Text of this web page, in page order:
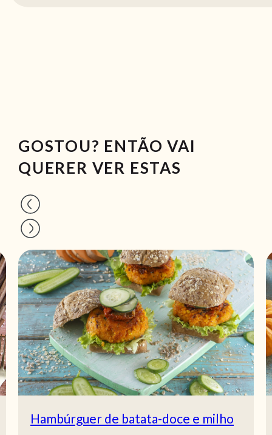
GOSTOU? ENTÃO VAI
QUERER VER ESTAS
Abóbora assada com feta e arandos